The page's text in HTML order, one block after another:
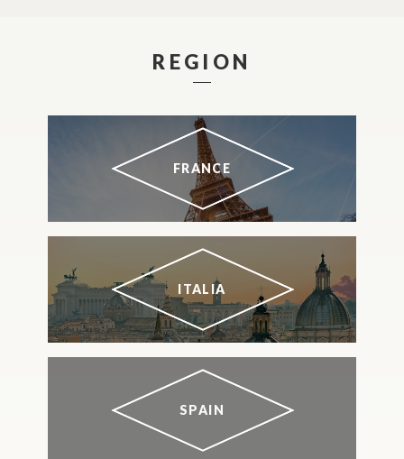
REGION
FRANCE
ITALIA
SPAIN